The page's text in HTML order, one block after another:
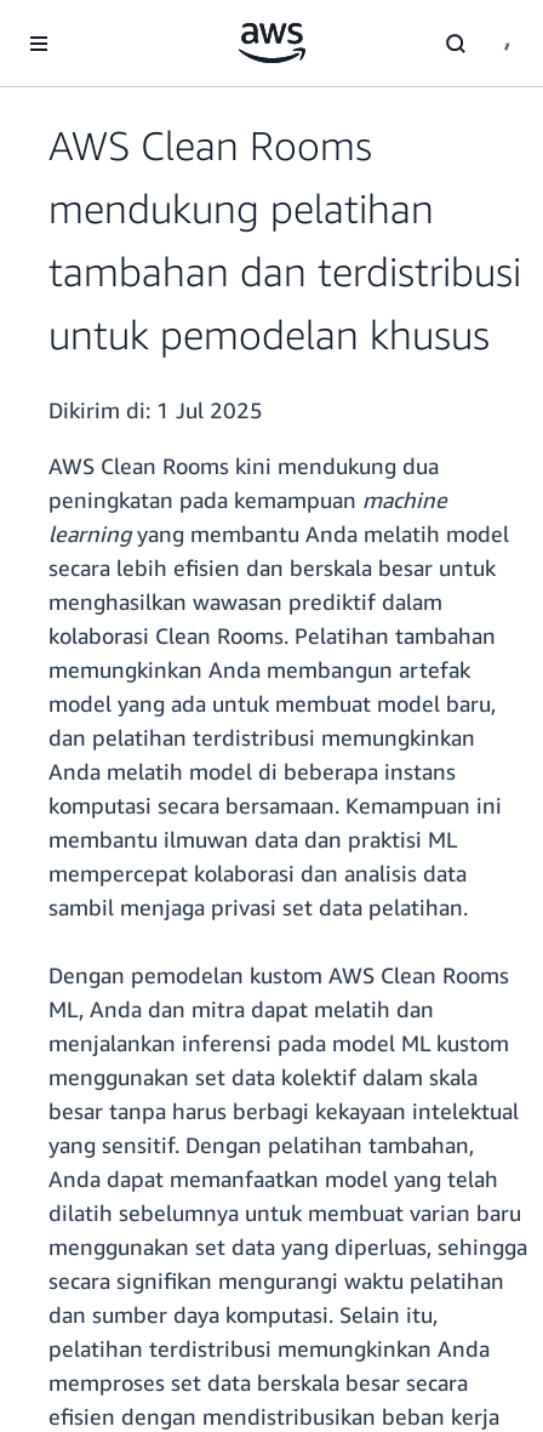
AWS Clean Rooms
mendukung pelatihan
tambahan dan terdistribusi
untuk pemodelan khusus
Dikirim di: 1 Jul 2025
AWS Clean Rooms kini mendukung dua
peningkatan pada kemampuan machine
learningyang membantu Anda melatih model
secara lebih efisien dan berskala besar untuk
menghasilkan wawasan prediktif dalam
kolaborasi Clean Rooms. Pelatihan tambahan
memungkinkan Anda membangun artefak
model yang ada untuk membuat model baru,
dan pelatihan terdistribusi memungkinkan
Anda melatih model di beberapa instans
komputasi secara bersamaan. Kemampuan ini
membantu ilmuwan data dan praktisi ML
mempercepat kolaborasi dan analisis data
sambil menjaga privasi set data pelatihan.
Dengan pemodelan kustom AWS Clean Rooms
ML, Anda dan mitra dapat melatih dan
menjalankan inferensi pada model ML kustom
menggunakan set data kolektif dalam skala
besar tanpa harus berbagi kekayaan intelektual
yang sensitif. Dengan pelatihan tambahan,
Anda dapat memanfaatkan model yang telah
dilatih sebelumnya untuk membuat varian baru
menggunakan set data yang diperluas, sehingga
secara signifikan mengurangi waktu pelatihan
dan sumber daya komputasi. Selain itu,
pelatihan terdistribusi memungkinkan Anda
memproses set data berskala besar secara
efisien dengan mendistribusikan beban kerja